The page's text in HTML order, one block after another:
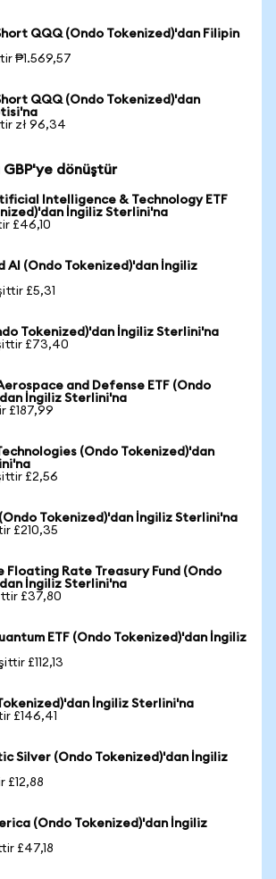
QQQ (Ondo Tokenized)'dan Filipin
₱1.569,57
QQQ (Ondo Tokenized)'dan
zł 96,34
GBP'ye dönüştür
Intelligence & Technology ETF
İngiliz Sterlini'na
£46,10
AI (Ondo Tokenized)'dan İngiliz
£5,31
Tokenized)'dan İngiliz Sterlini'na
£73,40
and Defense ETF (Ondo
İngiliz Sterlini'na
£187,99
(Ondo Tokenized)'dan
£2,56
Tokenized)'dan İngiliz Sterlini'na
£210,35
Floating Rate Treasury Fund (Ondo
İngiliz Sterlini'na
£37,80
ETF (Ondo Tokenized)'dan İngiliz
£112,13
İngiliz Sterlini'na
£146,41
Silver (Ondo Tokenized)'dan İngiliz
£12,88
(Ondo Tokenized)'dan İngiliz
£47,18